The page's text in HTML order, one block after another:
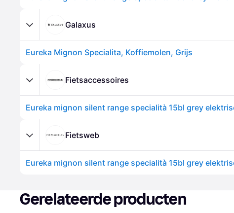
Galaxus
Eureka Mignon Specialita, Koffiemolen, Grijs
Fietsaccessoires
Fietsweb
Gerelateerde producten